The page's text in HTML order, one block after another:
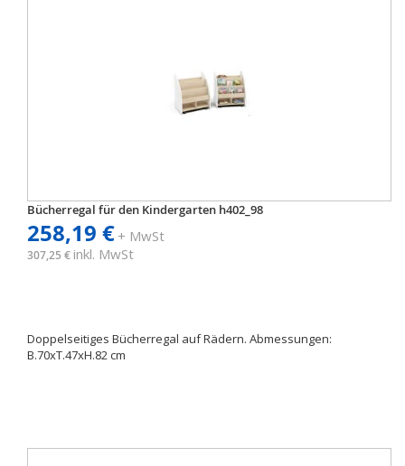
Bücherregal für den Kindergarten h402_98
258,19 €+ MwSt
307,25 € inkl. MwSt
Doppelseitiges Bücherregal auf Rädern. Abmessungen:
B.70xT.47xH.82 cm